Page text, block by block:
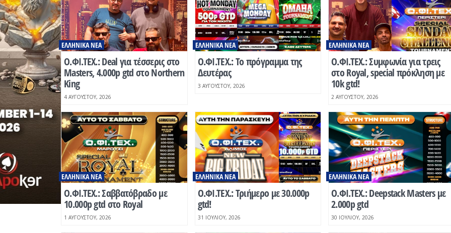
Ο.ΦΙ.ΤΕΧ.: Deal για τέσσερις στο
Masters, 4.000p gtd στο Northern
King
ΕΛΛΗΝΙΚΆ ΝΈΑ
4 ΑΥΓΟΎΣΤΟΥ, 2026
O.ΦΙ.ΤΕΧ.: Το πρόγραμμα της
Δευτέρας
ΕΛΛΗΝΙΚΆ ΝΈΑ
3 ΑΥΓΟΎΣΤΟΥ, 2026
O.ΦΙ.ΤΕΧ.: Συμφωνία για τρεις
στο Royal, special πρόκληση με
10k gtd!
ΕΛΛΗΝΙΚΆ ΝΈΑ
2 ΑΥΓΟΎΣΤΟΥ, 2026
O.ΦΙ.ΤΕΧ.: Σαββατόβραδο με
10.000p gtd στο Royal
ΕΛΛΗΝΙΚΆ ΝΈΑ
1 ΑΥΓΟΎΣΤΟΥ, 2026
O.ΦΙ.ΤΕΧ.: Τριήμερο με 30.000p
gtd!
ΕΛΛΗΝΙΚΆ ΝΈΑ
31 ΙΟΥΛΊΟΥ, 2026
O.ΦΙ.ΤΕΧ.: Deepstack Masters με
2.000p gtd
ΕΛΛΗΝΙΚΆ ΝΈΑ
30 ΙΟΥΛΊΟΥ, 2026